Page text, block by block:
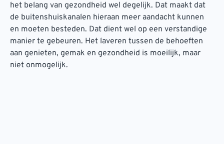
het belang van gezondheid wel degelijk. Dat maakt dat
de buitenshuiskanalen hieraan meer aandacht kunnen
en moeten besteden. Dat dient wel op een verstandige
manier te gebeuren. Het laveren tussen de behoeften
aan genieten, gemak en gezondheid is moeilijk, maar
niet onmogelijk.